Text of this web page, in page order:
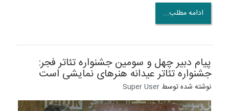
ادامه مطلب...
پیام دبیر چهل و سومین جشنواره تئاتر فجر:
جشنواره تئاتر عیدانه هنرهای نمایشی است
نوشته شده توسط Super User